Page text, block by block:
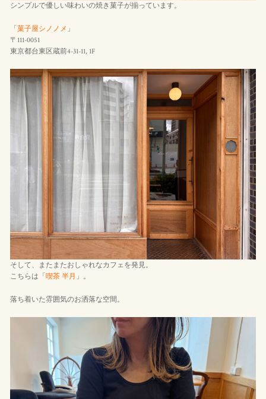
シンプルで優しい味わいの焼き菓子が揃っています。
「菓子屋シノノメ 」
〒111-0051
東京都台東区蔵前4-31-11, 1F
そして、またまたおしゃれなカフェを発見。
こちらは「 喫茶 半月 」。
落ち着いた雰囲気のお洒落な空間。